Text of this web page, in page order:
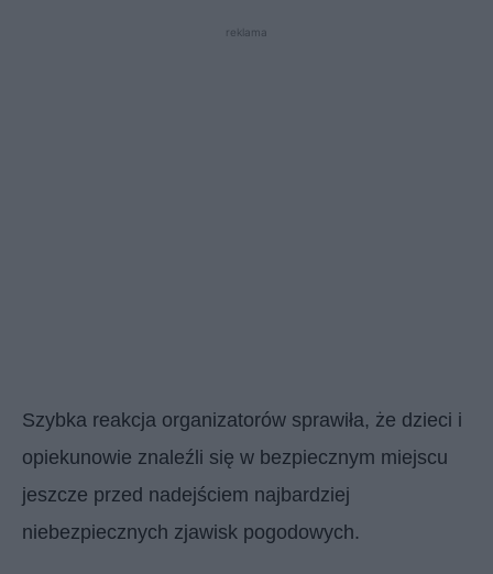
reklama
Szybka reakcja organizatorów sprawiła, że dzieci i
opiekunowie znaleźli się w bezpiecznym miejscu
jeszcze przed nadejściem najbardziej
niebezpiecznych zjawisk pogodowych.